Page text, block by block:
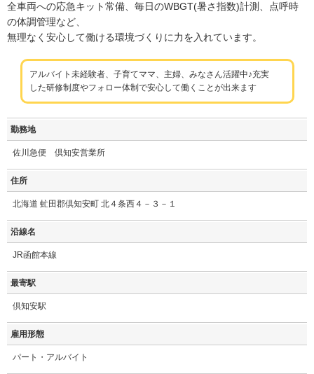
全車両への応急キット常備、毎日のWBGT(暑さ指数)計測、点呼時
の体調管理など、
無理なく安心して働ける環境づくりに力を入れています。
アルバイト未経験者、子育てママ、主婦、みなさん活躍中♪充実
した研修制度やフォロー体制で安心して働くことが出来ます
勤務地
佐川急便 倶知安営業所
住所
北海道 虻田郡倶知安町 北４条西４－３－１
沿線名
JR函館本線
最寄駅
倶知安駅
雇用形態
パート・アルバイト